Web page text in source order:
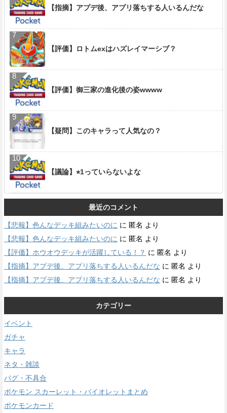
【指摘】アプデ後、アプリ落ちする人いるんだな
【評価】ロトムexはハズレイマーシブ？
【評価】御三家の進化後の姿wwww
【疑問】このキャラって人気なの？
【議論】⭐︎1っていらないよな
最近のコメント
【悲報】色んなデッキ組みたいのに に 匿名 より
【悲報】色んなデッキ組みたいのに に 匿名 より
【評価】ホウオウデッキが活躍している！？ に 匿名 より
【指摘】アプデ後、アプリ落ちする人いるんだな に 匿名 より
【指摘】アプデ後、アプリ落ちする人いるんだな に 匿名 より
カテゴリー
イベント
ガチャ
キャラ
ネタ・雑談
バグ・不具合
ポケモン スカーレット・バイオレットまとめ
ポケモンカード